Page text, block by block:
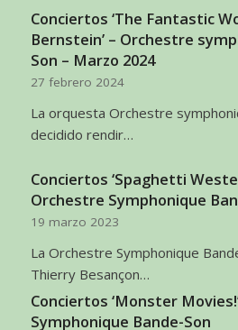
Conciertos ‘The Fantastic
Bernstein’ – Orchestre
Son – Marzo 2024
27 febrero 2024
La orquesta Orchestre
decidido rendir…
Conciertos ‘Spaghetti
Orchestre Symphonique
19 marzo 2023
La Orchestre Symphonique
Thierry Besançon…
Conciertos ‘Monster
Symphonique Bande-Son